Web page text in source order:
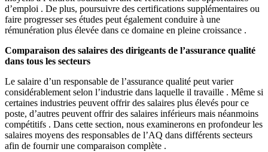
d’emploi . De plus, poursuivre des certifications supplémentaires ou
faire progresser ses études peut également conduire à une
rémunération plus élevée dans ce domaine en pleine croissance .
Comparaison des salaires des dirigeants de l’assurance qualité
dans tous les secteurs
Le salaire d’un responsable de l’assurance qualité peut varier
considérablement selon l’industrie dans laquelle il travaille . Même si
certaines industries peuvent offrir des salaires plus élevés pour ce
poste, d’autres peuvent offrir des salaires inférieurs mais néanmoins
compétitifs . Dans cette section, nous examinerons en profondeur les
salaires moyens des responsables de l’AQ dans différents secteurs
afin de fournir une comparaison complète .